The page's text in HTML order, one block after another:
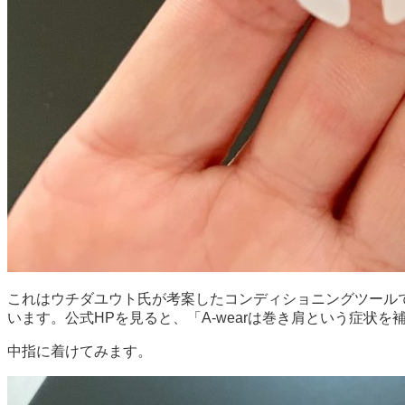
これはウチダユウト氏が考案したコンディショニングツー
います。公式HPを見ると、「A-wearは巻き肩という症状を
中指に着けてみます。